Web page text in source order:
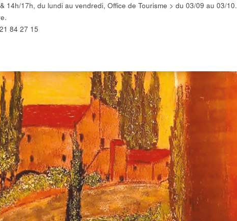
14h/17h, du lundi au vendredi, Office de Tourisme > du 03/09 au 03/10.
84 27 15